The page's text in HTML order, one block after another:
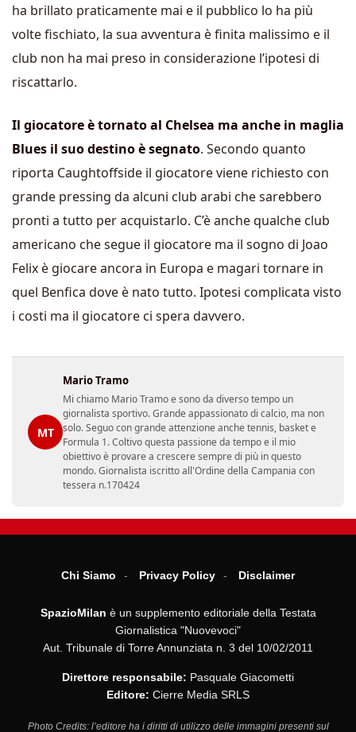
ha brillato praticamente mai e il pubblico lo ha più
volte fischiato, la sua avventura è finita malissimo e il
club non ha mai preso in considerazione l’ipotesi di
riscattarlo.
Il giocatore è tornato al Chelsea ma anche in maglia
Blues il suo destino è segnato. Secondo quanto
riporta Caughtoffside il giocatore viene richiesto con
grande pressing da alcuni club arabi che sarebbero
pronti a tutto per acquistarlo. C’è anche qualche club
americano che segue il giocatore ma il sogno di Joao
Felix è giocare ancora in Europa e magari tornare in
quel Benfica dove è nato tutto. Ipotesi complicata visto
i costi ma il giocatore ci spera davvero.
MT
Mario Tramo
Mi chiamo Mario Tramo e sono da diverso tempo un
giornalista sportivo. Grande appassionato di calcio, ma non
solo. Seguo con grande attenzione anche tennis, basket e
Formula 1. Coltivo questa passione da tempo e il mio
obiettivo è provare a crescere sempre di più in questo
mondo. Giornalista iscritto all'Ordine della Campania con
tessera n.170424
Chi Siamo Privacy Policy Disclaimer
SpazioMilan è un supplemento editoriale della Testata
Giornalistica "Nuovevoci"
Aut. Tribunale di Torre Annunziata n. 3 del 10/02/2011
Direttore responsabile: Pasquale Giacometti
Editore: Cierre Media SRLS
Photo Credits: l’editore ha i diritti di utilizzo delle immagini presenti sul